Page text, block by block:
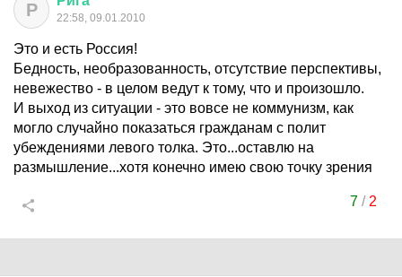
Р 22:58, 09.01.2010
Это и есть Россия!
Бедность, необразованность, отсутствие перспективы,
невежество - в целом ведут к тому, что и произошло.
И выход из ситуации - это вовсе не коммунизм, как
могло случайно показаться гражданам с полит
убеждениями левого толка. Это...оставлю на
размышление...хотя конечно имею свою точку зрения
7/ 2